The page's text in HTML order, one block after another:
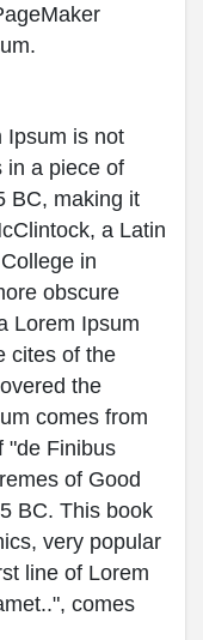
Ipsum is not
in a piece of
BC, making it
a Latin
in
obscure
Lorem Ipsum
cites of the
the
comes from
"de Finibus
of Good
BC. This book
very popular
line of Lorem
comes